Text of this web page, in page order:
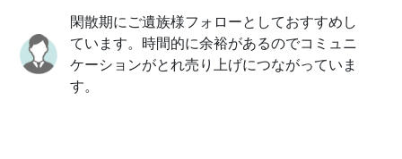
閑散期にご遺族様フォローとしておすすめし
ています。時間的に余裕があるのでコミュニ
ケーションがとれ売り上げにつながっていま
す。